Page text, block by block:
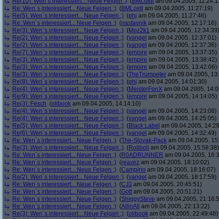
Re: Wen´s interessiert... Neue Felgen ;) (BMLoidl am 09.04.2005, 11:27:19)
Re(5): Wen´s interessiert... Neue Felgen ;) (phj am 09.04.2005, 11:27:46)
Re: Wen´s interessiert... Neue Felgen ;) (nastavnik am 09.04.2005, 12:17:16)
Re(3): Wen´s interessiert... Neue Felgen ;) (Moz2k1 am 09.04.2005, 12:34:39)
Re(2): Wen´s interessiert... Neue Felgen ;) (yangel am 09.04.2005, 12:37:01)
Re(2): Wen´s interessiert... Neue Felgen ;) (yangel am 09.04.2005, 12:37:36)
Re(7): Wen´s interessiert... Neue Felgen ;) (empire am 09.04.2005, 13:37:35)
Re(3): Wen´s interessiert... Neue Felgen ;) (empire am 09.04.2005, 13:38:42)
Re(3): Wen´s interessiert... Neue Felgen ;) (empire am 09.04.2005, 13:42:06)
Re(3): Wen´s interessiert... Neue Felgen ;) (TheTrumpeter am 09.04.2005,
Re(8): Wen´s interessiert... Neue Felgen ;) (phj am 09.04.2005, 14:01:30)
Re(4): Wen´s interessiert... Neue Felgen ;) (MeisterFonX am 09.04.2005,
Re(9): Wen´s interessiert... Neue Felgen ;) (empire am 09.04.2005, 14:14:05)
Re(3): Fesch (olibook am 09.04.2005, 14:14:10)
Re(4): Wen´s interessiert... Neue Felgen ;) (yangel am 09.04.2005, 14:23:08)
Re(4): Wen´s interessiert... Neue Felgen ;) (yangel am 09.04.2005, 14:25:05)
Re(5): Wen´s interessiert... Neue Felgen ;) (Black Label am 09.04.2005,
Re(6): Wen´s interessiert... Neue Felgen ;) (yangel am 09.04.2005, 14:32:49)
Re: Wen´s interessiert... Neue Felgen ;) (The-Slovak-Pack am 09.04.2005,
Re(3): Wen´s interessiert... Neue Felgen ;) (Roliboli am 09.04.2005, 15:58:38)
Re: Wen´s interessiert... Neue Felgen ;) (R0ADRUNNER am 09.04.2005,
Re: Wen´s interessiert... Neue Felgen ;) (reavez am 09.04.2005, 18:10:02)
Re: Wen´s interessiert... Neue Felgen ;) (Campino am 09.04.2005, 18:16:07)
Re(2): Wen´s interessiert... Neue Felgen ;) (yangel am 09.04.2005, 18:17:59)
Re: Wen´s interessiert... Neue Felgen ;) (CJ3 am 09.04.2005, 20:45:51)
Re: Wen´s interessiert... Neue Felgen ;) (Gott am 09.04.2005, 20:51:21)
Re: Wen´s interessiert... Neue Felgen ;) (ShiggySteve am 09.04.2005,
Re: Wen´s interessiert... Neue Felgen ;) (AllinAll
am 09.04.2005, 22:13:22)
Re(3): Wen´s interessiert... Neue Felgen ;) (olibook am 09.04.2005, 22:49:48)